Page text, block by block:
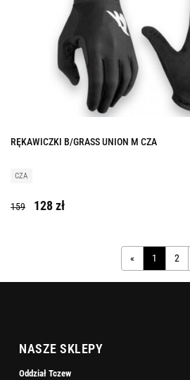
RĘKAWICZKI B/GRASS UNION M CZA
CZA
159 128 zł
« 1 2
NASZE SKLEPY
Oddział Tczew